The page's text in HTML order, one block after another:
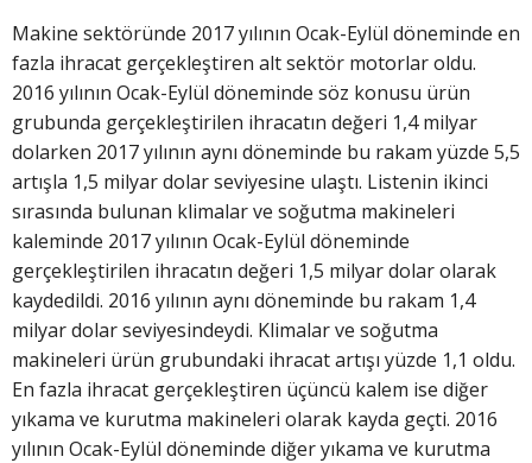
Makine sektöründe 2017 yılının Ocak-Eylül döneminde en
fazla ihracat gerçekleştiren alt sektör motorlar oldu.
2016 yılının Ocak-Eylül döneminde söz konusu ürün
grubunda gerçekleştirilen ihracatın değeri 1,4 milyar
dolarken 2017 yılının aynı döneminde bu rakam yüzde 5,5
artışla 1,5 milyar dolar seviyesine ulaştı. Listenin ikinci
sırasında bulunan klimalar ve soğutma makineleri
kaleminde 2017 yılının Ocak-Eylül döneminde
gerçekleştirilen ihracatın değeri 1,5 milyar dolar olarak
kaydedildi. 2016 yılının aynı döneminde bu rakam 1,4
milyar dolar seviyesindeydi. Klimalar ve soğutma
makineleri ürün grubundaki ihracat artışı yüzde 1,1 oldu.
En fazla ihracat gerçekleştiren üçüncü kalem ise diğer
yıkama ve kurutma makineleri olarak kayda geçti. 2016
yılının Ocak-Eylül döneminde diğer yıkama ve kurutma